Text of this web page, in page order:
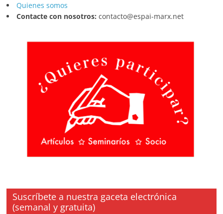
Quienes somos
Contacte con nosotros: contacto@espai-marx.net
Suscríbete a nuestra gaceta electrónica
(semanal y gratuita)